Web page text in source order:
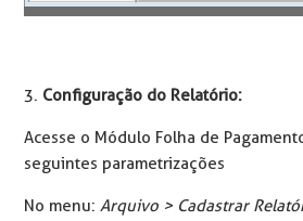
3. Configuração do Relatório:
Acesse o Módulo Folha de
seguintes parametrizações
No menu:Arquivo > Cadastrar